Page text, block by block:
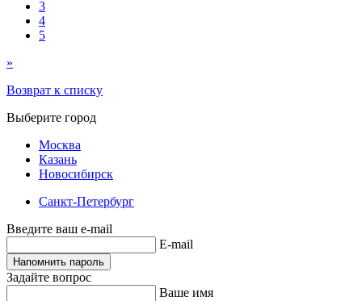
3
4
5
»
Возврат к списку
Выберите город
Москва
Казань
Новосибирск
Санкт-Петербург
Введите ваш e-mail
E-mail
Напомнить пароль
Задайте вопрос
Ваше имя